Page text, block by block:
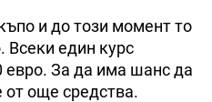
и до този момент то
Всеки един курс
евро. За да има шанс да
от още средства.